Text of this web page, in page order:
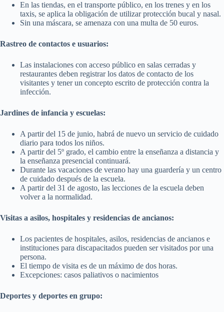
En las tiendas, en el transporte público, en los trenes y en los
taxis, se aplica la obligación de utilizar protección bucal y nasal.
Sin una máscara, se amenaza con una multa de 50 euros.
Rastreo de contactos e usuarios:
Las instalaciones con acceso público en salas cerradas y
restaurantes deben registrar los datos de contacto de los
visitantes y tener un concepto escrito de protección contra la
infección.
Jardines de infancia y escuelas:
A partir del 15 de junio, habrá de nuevo un servicio de cuidado
diario para todos los niños.
A partir del 5º grado, el cambio entre la enseñanza a distancia y
la enseñanza presencial continuará.
Durante las vacaciones de verano hay una guardería y un centro
de cuidado después de la escuela.
A partir del 31 de agosto, las lecciones de la escuela deben
volver a la normalidad.
Visitas a asilos, hospitales y residencias de ancianos:
Los pacientes de hospitales, asilos, residencias de ancianos e
instituciones para discapacitados pueden ser visitados por una
persona.
El tiempo de visita es de un máximo de dos horas.
Excepciones: casos paliativos o nacimientos
Deportes y deportes en grupo: